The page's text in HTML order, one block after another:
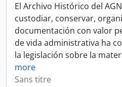
El Archivo Histórico del
custodiar, conservar,
documentación con valor
de vida administrativa ha
la legislación sobre la
more
Sans titre